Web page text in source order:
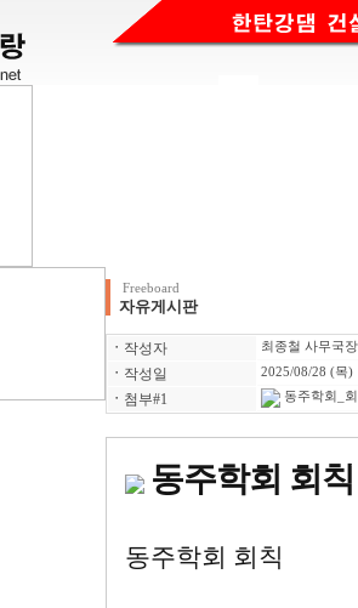
Freeboard
자유게시판
ㆍ 작성자 최종철 사무국장
ㆍ 작성일 2025/08/28 (목)
ㆍ 첨부#1 동주학회_
동주학회 회칙
동주학회 회칙